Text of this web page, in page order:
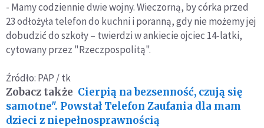
- Mamy codziennie dwie wojny. Wieczorną, by córka przed
23 odłożyła telefon do kuchni i poranną, gdy nie możemy jej
dobudzić do szkoły – twierdzi w ankiecie ojciec 14-latki,
cytowany przez "Rzeczpospolitą".
Źródło: PAP / tk
Zobacz także Cierpią na bezsenność, czują się
samotne". Powstał Telefon Zaufania dla mam
dzieci z niepełnosprawnością